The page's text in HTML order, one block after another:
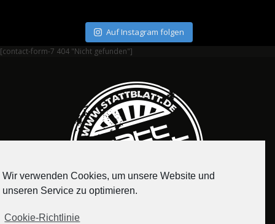
Auf Instagram folgen
[contact-form-7 404 "Nicht gefunden"]
Wir verwenden Cookies, um unsere Website und
unseren Service zu optimieren.
Cookie-Richtlinie